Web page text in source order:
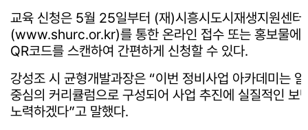
교육 신청은 5월 25일부터 (재)시흥시도시재생지원센터
(www.shurc.or.kr)를 통한 온라인 접수 또는 홍보물에
QR코드를 스캔하여 간편하게 신청할 수 있다.
강성조 시 균형개발과장은 “이번 정비사업 아카데미는
중심의 커리큘럼으로 구성되어 사업 추진에 실질적인 보
노력하겠다”고 말했다.